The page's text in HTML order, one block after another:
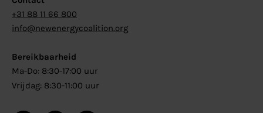
+31 88 11 66 800
info@newenergycoalition.org
Bereikbaarheid
Ma-Do: 8:30-17:00 uur
Vrijdag: 8:30-11:00 uur